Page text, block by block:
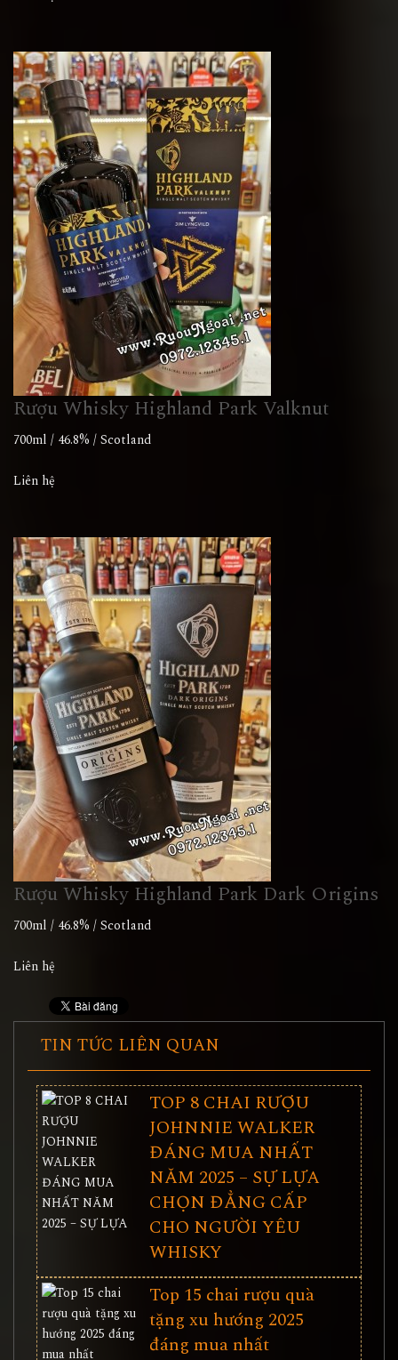
Rượu Whisky Highland Park Valknut
700ml / 46.8% / Scotland
Liên hệ
Rượu Whisky Highland Park Dark Origins
700ml / 46.8% / Scotland
Liên hệ
TIN TỨC LIÊN QUAN
TOP 8 CHAI RƯỢU
JOHNNIE WALKER
ĐÁNG MUA NHẤT
NĂM 2025 – SỰ LỰA
CHỌN ĐẲNG CẤP
CHO NGƯỜI YÊU
WHISKY
Top 15 chai rượu quà
tặng xu hướng 2025
đáng mua nhất